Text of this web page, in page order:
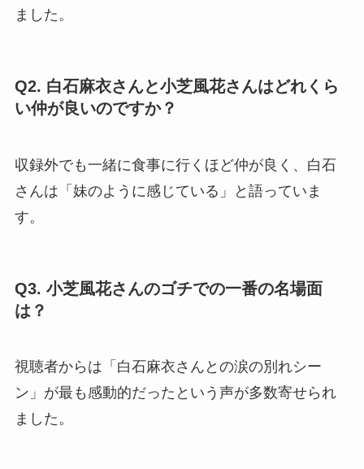
ました。
Q2. 白石麻衣さんと小芝風花さんはどれくら
い仲が良いのですか？
収録外でも一緒に食事に行くほど仲が良く、白石
さんは「妹のように感じている」と語っていま
す。
Q3. 小芝風花さんのゴチでの一番の名場面
は？
視聴者からは「白石麻衣さんとの涙の別れシー
ン」が最も感動的だったという声が多数寄せられ
ました。